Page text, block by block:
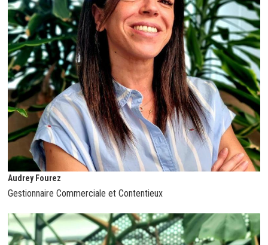
Audrey Fourez
Gestionnaire Commerciale et Contentieux